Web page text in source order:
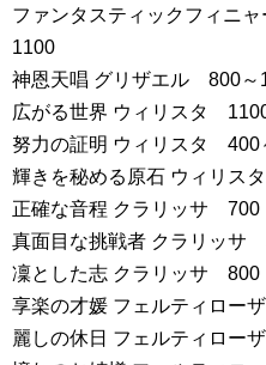
ファンタスティックフィニ
1100
神恩天唱 グリザエル 800～
広がる世界 ウィリスタ
努力の証明 ウィリスタ 400
輝きを秘める原石 ウィリス
正確な音程 クラリッサ 700
真面目な挑戦者 クラリッサ
凜とした志 クラリッサ 800
享楽の才媛 フェルティロー
麗しの休日 フェルティロー